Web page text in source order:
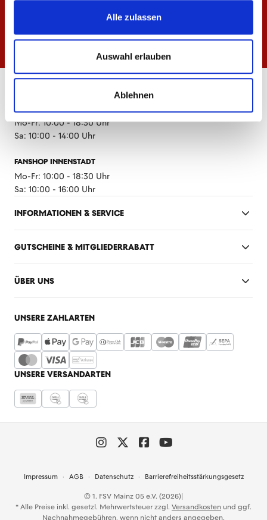
Alle zulassen
Auswahl erlauben
Ablehnen
Mo-Fr: 10:00 - 18:30 Uhr
Sa: 10:00 - 14:00 Uhr
FANSHOP INNENSTADT
Mo-Fr: 10:00 - 18:30 Uhr
Sa: 10:00 - 16:00 Uhr
INFORMATIONEN & SERVICE
GUTSCHEINE & MITGLIEDERRABATT
ÜBER UNS
UNSERE ZAHLARTEN
UNSERE VERSANDARTEN
Impressum AGB Datenschutz Barrierefreiheitsstärkungsgesetz
© 1. FSV Mainz 05 e.V. (2026)|
* Alle Preise inkl. gesetzl. Mehrwertsteuer zzgl. Versandkosten und ggf.
Nachnahmegebühren, wenn nicht anders angegeben.